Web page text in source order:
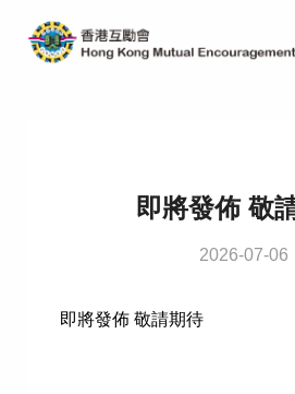
即將發佈 敬
2026-07-06
即將發佈 敬請期待